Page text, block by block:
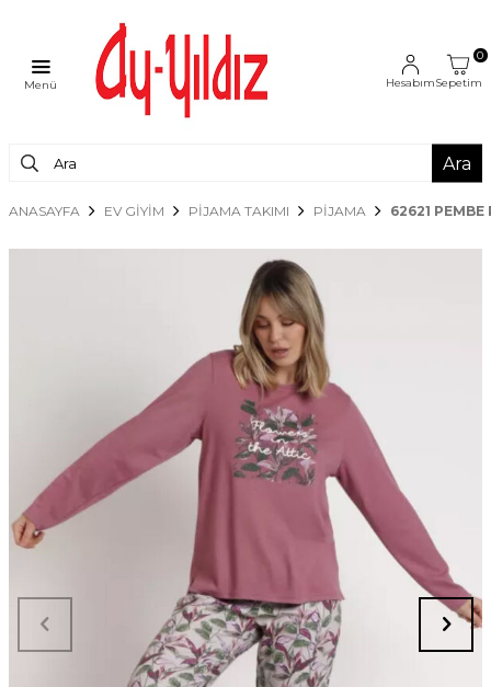
Menü Hesabım
0
Sepetim
Ara
ANASAYFA EV GİYİM PİJAMA TAKIMI PIJAMA 62621